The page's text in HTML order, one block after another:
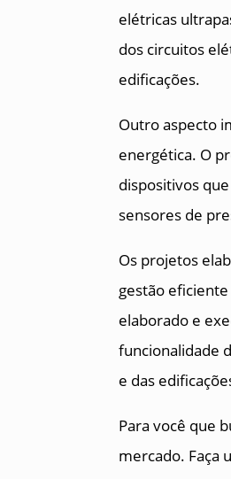
elétricas
dos circuitos
edificações.
Outro aspecto
energética. O
dispositivos
sensores de
Os projetos
gestão
elaborado e
funcionalidade
e das
Para você que
mercado. Faça